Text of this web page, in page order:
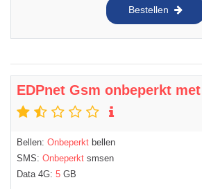
Bestellen
EDPnet Gsm onbeperkt
Bellen: Onbeperkt bellen
SMS: Onbeperkt smsen
Data 4G: 5 GB